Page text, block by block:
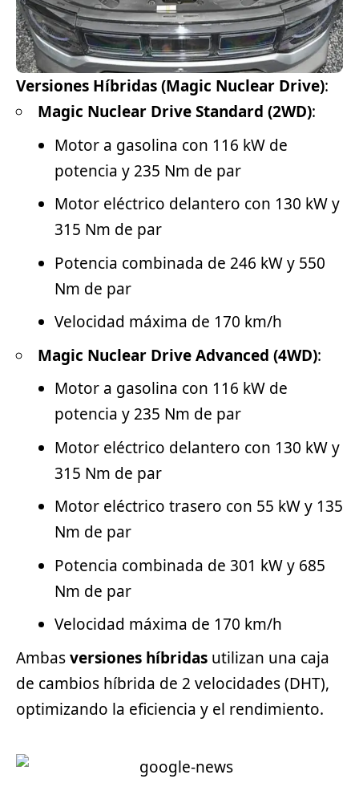
Versiones Híbridas (Magic Nuclear Drive):
Magic Nuclear Drive Standard (2WD):
Motor a gasolina con 116 kW de
potencia y 235 Nm de par
Motor eléctrico delantero con 130 kW y
315 Nm de par
Potencia combinada de 246 kW y 550
Nm de par
Velocidad máxima de 170 km/h
Magic Nuclear Drive Advanced (4WD):
Motor a gasolina con 116 kW de
potencia y 235 Nm de par
Motor eléctrico delantero con 130 kW y
315 Nm de par
Motor eléctrico trasero con 55 kW y 135
Nm de par
Potencia combinada de 301 kW y 685
Nm de par
Velocidad máxima de 170 km/h
Ambasversiones híbridas utilizan una caja
de cambios híbrida de 2 velocidades (DHT),
optimizando la eficiencia y el rendimiento.